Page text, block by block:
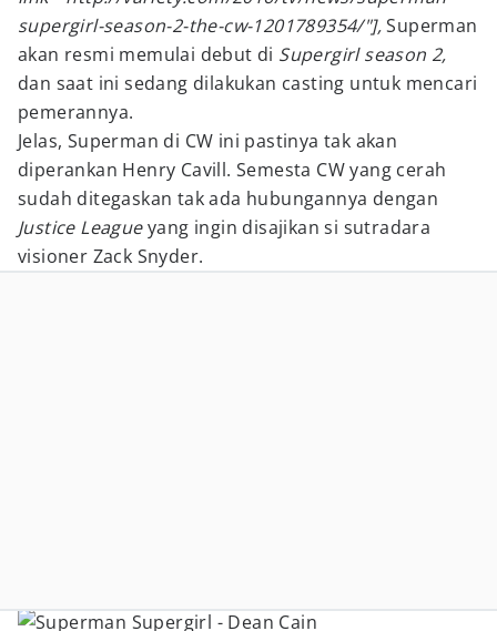
supergirl-season-2-the-cw-1201789354/"],Superman
akan resmi memulai debut di Supergirl season 2,
dan saat ini sedang dilakukan casting untuk mencari
pemerannya.
Jelas, Superman di CW ini pastinya tak akan
diperankan Henry Cavill. Semesta CW yang cerah
sudah ditegaskan tak ada hubungannya dengan
Justice Leagueyang ingin disajikan si sutradara
visioner Zack Snyder.